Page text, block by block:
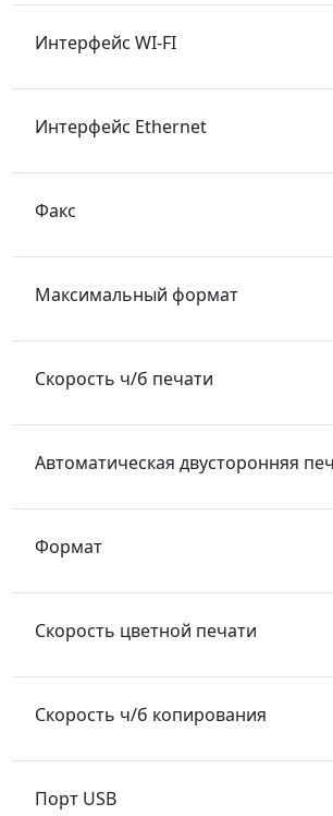
Интерфейс WI-FI
Интерфейс Ethernet
Факс
Максимальный формат
Скорость ч/б печати
Автоматическая двусторонняя
Формат
Скорость цветной печати
Скорость ч/б копирования
Порт USB